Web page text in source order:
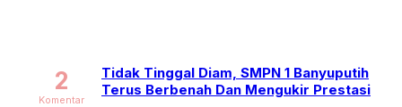
Tidak Tinggal Diam, SMPN 1 Banyuputih
Terus Berbenah Dan Mengukir Prestasi
2
Komentar